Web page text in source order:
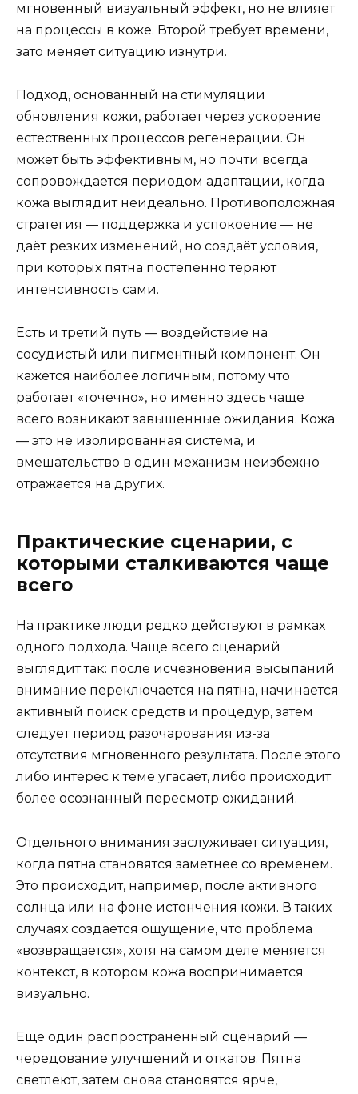
мгновенный визуальный эффект, но не влияет
на процессы в коже. Второй требует времени,
зато меняет ситуацию изнутри.
Подход, основанный на стимуляции
обновления кожи, работает через ускорение
естественных процессов регенерации. Он
может быть эффективным, но почти всегда
сопровождается периодом адаптации, когда
кожа выглядит неидеально. Противоположная
стратегия — поддержка и успокоение — не
даёт резких изменений, но создаёт условия,
при которых пятна постепенно теряют
интенсивность сами.
Есть и третий путь — воздействие на
сосудистый или пигментный компонент. Он
кажется наиболее логичным, потому что
работает «точечно», но именно здесь чаще
всего возникают завышенные ожидания. Кожа
— это не изолированная система, и
вмешательство в один механизм неизбежно
отражается на других.
Практические сценарии, с
которыми сталкиваются чаще
всего
На практике люди редко действуют в рамках
одного подхода. Чаще всего сценарий
выглядит так: после исчезновения высыпаний
внимание переключается на пятна, начинается
активный поиск средств и процедур, затем
следует период разочарования из-за
отсутствия мгновенного результата. После этого
либо интерес к теме угасает, либо происходит
более осознанный пересмотр ожиданий.
Отдельного внимания заслуживает ситуация,
когда пятна становятся заметнее со временем.
Это происходит, например, после активного
солнца или на фоне истончения кожи. В таких
случаях создаётся ощущение, что проблема
«возвращается», хотя на самом деле меняется
контекст, в котором кожа воспринимается
визуально.
Ещё один распространённый сценарий —
чередование улучшений и откатов. Пятна
светлеют, затем снова становятся ярче,